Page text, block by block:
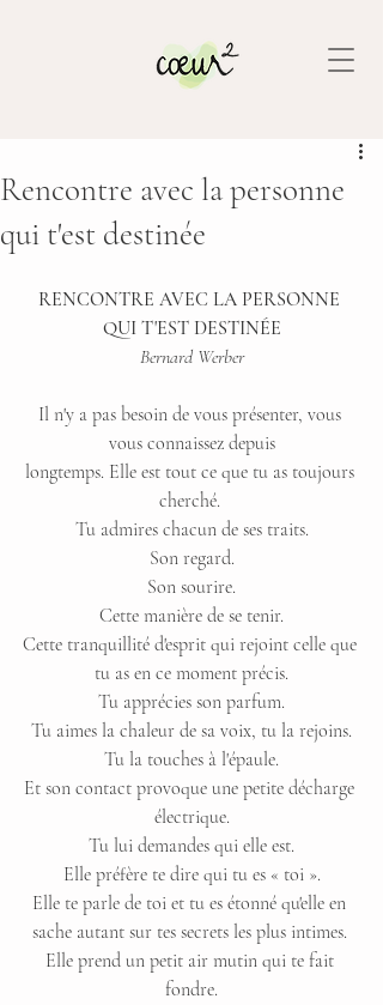
Rencontre avec la personne
qui t'est destinée
RENCONTRE AVEC LA PERSONNE
QUI T'EST DESTINÉE
Bernard Werber
Il n'y a pas besoin de vous présenter, vous
vous connaissez depuis
longtemps. Elle est tout ce que tu as toujours
cherché.
Tu admires chacun de ses traits.
Son regard.
Son sourire.
Cette manière de se tenir.
Cette tranquillité d'esprit qui rejoint celle que
tu as en ce moment précis.
Tu apprécies son parfum.
Tu aimes la chaleur de sa voix, tu la rejoins.
Tu la touches à l'épaule.
Et son contact provoque une petite décharge
électrique.
Tu lui demandes qui elle est.
Elle préfère te dire qui tu es « toi ».
Elle te parle de toi et tu es étonné qu'elle en
sache autant sur tes secrets les plus intimes.
Elle prend un petit air mutin qui te fait
fondre.